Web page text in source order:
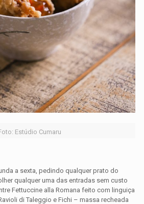
Estúdio Cumaru
a sexta, pedindo qualquer prato do
qualquer uma das entradas sem custo
Fettuccine alla Romana feito com linguiça
di Taleggio e Fichi – massa recheada